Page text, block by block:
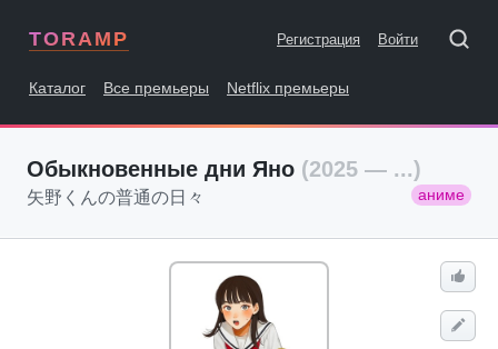
TORAMP Регистрация Войти
Каталог Все премьеры Netflix премьеры
Обыкновенные дни Яно (2025 — ...)
аниме
矢野くんの普通の日々